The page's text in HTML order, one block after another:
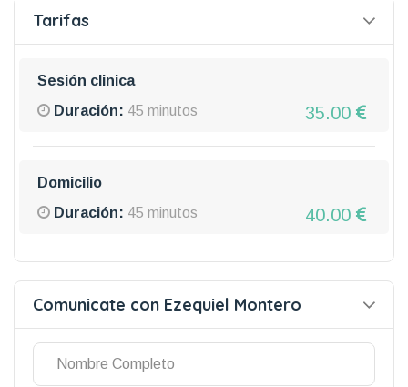
Tarifas
Sesión clinica
Duración: 45 minutos 35.00
Domicilio
Duración: 45 minutos 40.00
Comunicate con Ezequiel Montero